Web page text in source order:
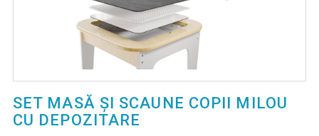
SET MASĂ ȘI SCAUNE COPII MILOU
CU DEPOZITARE